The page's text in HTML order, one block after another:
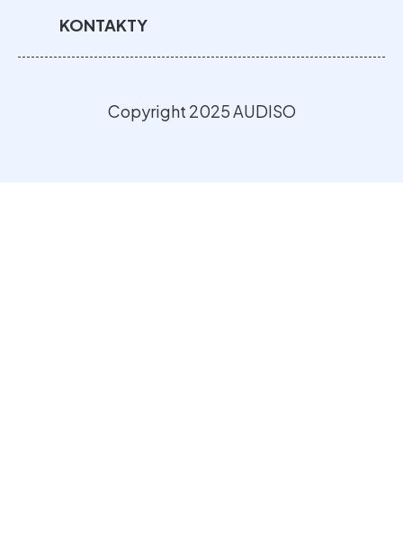
KONTAKTY
Copyright 2025 AUDISO